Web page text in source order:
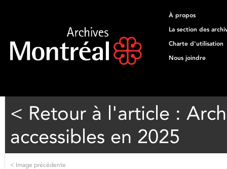
À propos
La section des
Charte d'utilisation
Nous joindre
< Retour à l'article :
accessibles en 2025
< Image précédente